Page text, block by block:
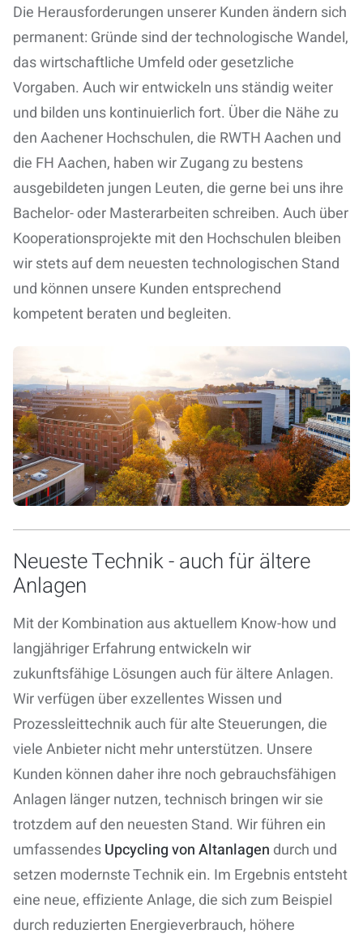
Die Herausforderungen unserer Kunden ändern sich
permanent: Gründe sind der technologische Wandel,
das wirtschaftliche Umfeld oder gesetzliche
Vorgaben. Auchwir entwickeln uns ständig weiter
und bilden uns kontinuierlich fort. Über die Nähe zu
den Aachener Hochschulen, die RWTH Aachen und
die FH Aachen, haben wir Zugang zu bestens
ausgebildeten jungen Leuten, die gerne bei uns ihre
Bachelor- oder Masterarbeiten schreiben. Auch über
Kooperationsprojekte mit den Hochschulen bleiben
wir stets auf dem neuesten technologischen Stand
und können unsere Kunden entsprechend
kompetent beraten und begleiten.
Neueste Technik - auch für ältere
Anlagen
Mit der Kombination aus aktuellem Know-how und
langjähriger Erfahrung entwickeln wir
zukunftsfähige Lösungen auch für ältere Anlagen.
Wir verfügen über exzellentes Wissen und
Prozessleittechnikauch für alte Steuerungen, die
viele Anbieter nicht mehr unterstützen. Unsere
Kunden können daher ihre noch gebrauchsfähigen
Anlagen länger nutzen, technisch bringen wir sie
trotzdem auf den neuesten Stand. Wir führen ein
umfassendesUpcycling von Altanlagen durch und
setzen modernste Technik ein. Im Ergebnis entsteht
eine neue, effiziente Anlage, die sich zum Beispiel
durch reduzierten Energieverbrauch, höhere